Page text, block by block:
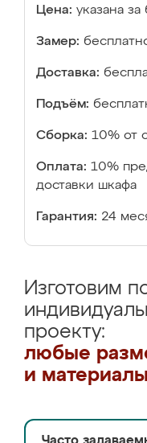
Цена: указана
Замер:
Доставка:
Подъём:
Сборка: 10% от
Оплата: 10%
доставки шкафа
Гарантия: 24
Изготовим
проекту:
любые
и материалы